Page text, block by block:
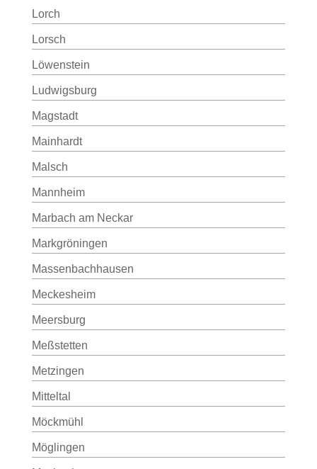
Lorch
Lorsch
Löwenstein
Ludwigsburg
Magstadt
Mainhardt
Malsch
Mannheim
Marbach am Neckar
Markgröningen
Massenbachhausen
Meckesheim
Meersburg
Meßstetten
Metzingen
Mitteltal
Möckmühl
Möglingen